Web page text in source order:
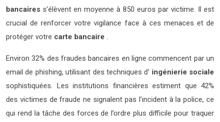
bancaires s’élèvent en moyenne à 850 euros par victime. Il est
crucial de renforcer votre vigilance face à ces menaces et de
protéger votre carte bancaire .
Environ 32% des fraudes bancaires en ligne commencent par un
email de phishing, utilisant des techniques d’ ingénierie sociale
sophistiquées. Les institutions financières estiment que 42%
des victimes de fraude ne signalent pas l’incident à la police, ce
qui rend la tâche des forces de l’ordre plus difficile pour traquer